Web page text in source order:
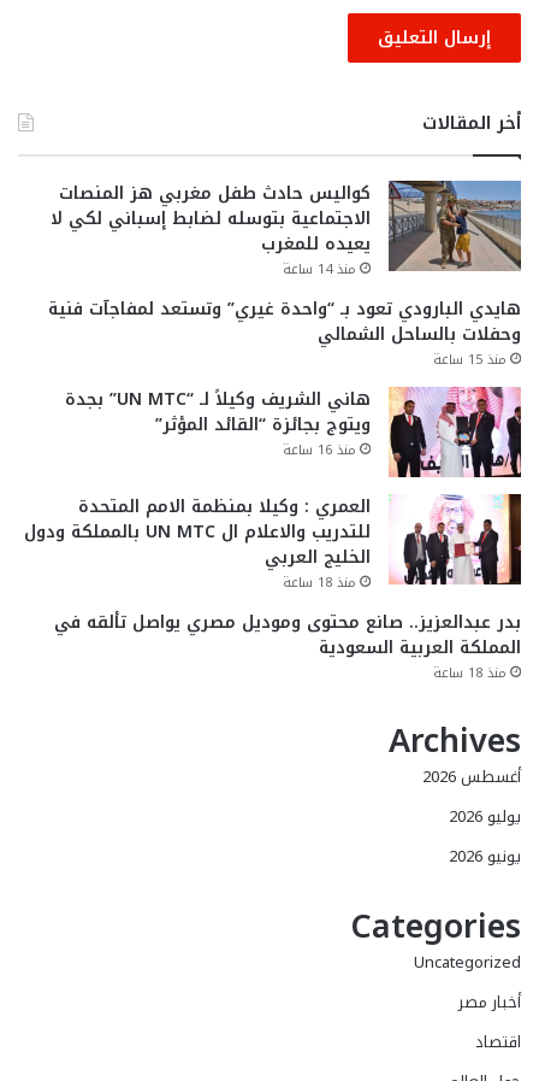
أخر المقالات
كواليس حادث طفل مغربي هز المنصات
الاجتماعية بتوسله لضابط إسباني لكي لا
يعيده للمغرب
منذ 14 ساعة
هايدي البارودي تعود بـ “واحدة غيري” وتستعد لمفاجآت فنية
وحفلات بالساحل الشمالي
منذ 15 ساعة
هاني الشريف وكيلاً لـ “UN MTC” بجدة
ويتوج بجائزة “القائد المؤثر”
منذ 16 ساعة
العمري : وكيلا بمنظمة الامم المتحدة
للتدريب والاعلام ال UN MTC بالمملكة ودول
الخليج العربي
منذ 18 ساعة
بدر عبدالعزيز.. صانع محتوى وموديل مصري يواصل تألقه في
المملكة العربية السعودية
منذ 18 ساعة
Archives
أغسطس 2026
يوليو 2026
يونيو 2026
Categories
Uncategorized
أخبار مصر
اقتصاد